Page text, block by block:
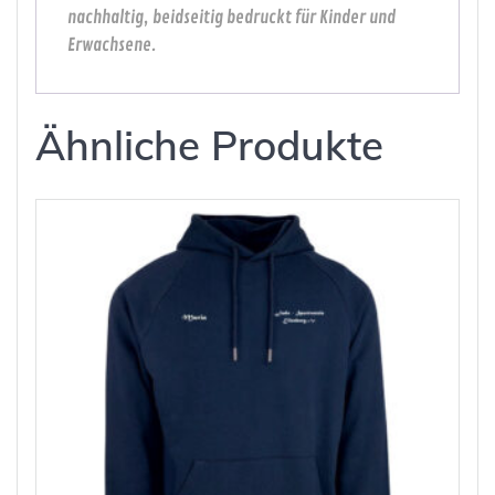
nachhaltig, beidseitig bedruckt für Kinder und
Erwachsene.
Ähnliche Produkte